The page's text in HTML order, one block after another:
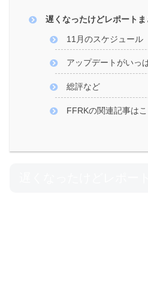
遅くなったけどレポートま
11月のスケジュール
アップデートがいっ
総評など
FFRKの関連記事は